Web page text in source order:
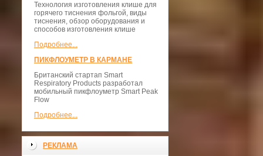
Технология изготовления клише для
горячего тиснения фольгой, виды
тиснения, обзор оборудования и
способов изготовления клише
Подробнее...
ПИКФЛОУМЕТР В КАРМАНЕ
Британский стартап Smart
Respiratory Products разработал
мобильный пикфлоуметр Smart Peak
Flow
Подробнее...
РЕКЛАМА